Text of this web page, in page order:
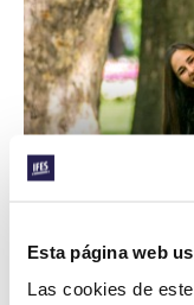
Esta página web
Las cookies de